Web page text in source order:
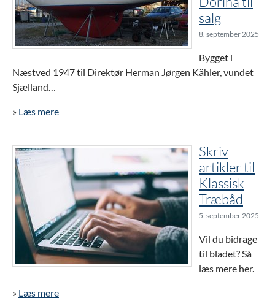
salg
8. september 2025
Bygget i
Næstved 1947 til Direktør Herman Jørgen Kähler, vundet
Sjælland…
» Læs mere
Skriv
artikler til
Klassisk
Træbåd
5. september 2025
Vil du bidrage
til bladet? Så
læs mere her.
» Læs mere